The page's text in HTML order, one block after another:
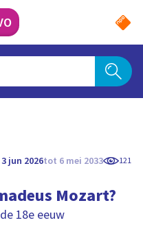
3 jun 2026tot 6 mei 2033 121
Mozart?
18e eeuw